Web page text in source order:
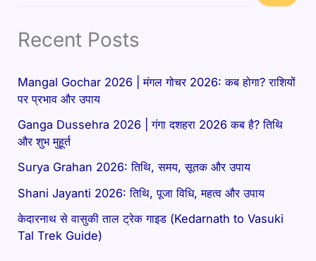
Recent Posts
Mangal Gochar 2026 | मंगल गोचर 2026: कब होगा? राशियों
पर प्रभाव और उपाय
Ganga Dussehra 2026 | गंगा दशहरा 2026 कब है? तिथि
और शुभ मुहूर्त
Surya Grahan 2026: तिथि, समय, सूतक और उपाय
Shani Jayanti 2026: तिथि, पूजा विधि, महत्व और उपाय
केदारनाथ से वासुकी ताल ट्रेक गाइड (Kedarnath to Vasuki
Tal Trek Guide)